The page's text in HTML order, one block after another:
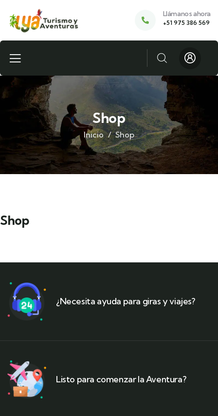
Llámanos ahora
+51 975 386 569
Shop
Inicio Shop
Shop
¿Necesita ayuda para giras y viajes?
Listo para comenzar la Aventura?